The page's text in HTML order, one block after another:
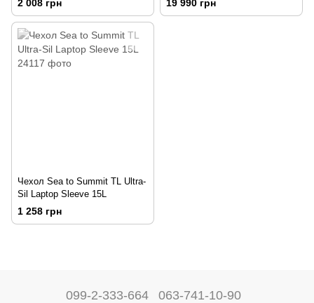
2 008 грн 19 990 грн
Чехол Sea to Summit TL Ultra-
Sil Laptop Sleeve 15L
1 258 грн
099-2-333-664 063-741-10-90